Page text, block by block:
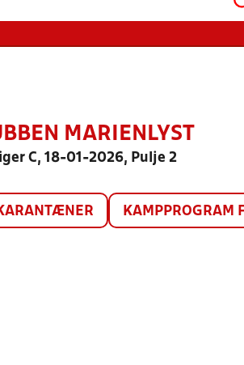
MARIENLYST
C, 18-01-2026, Pulje 2
KAMPPROGRAM